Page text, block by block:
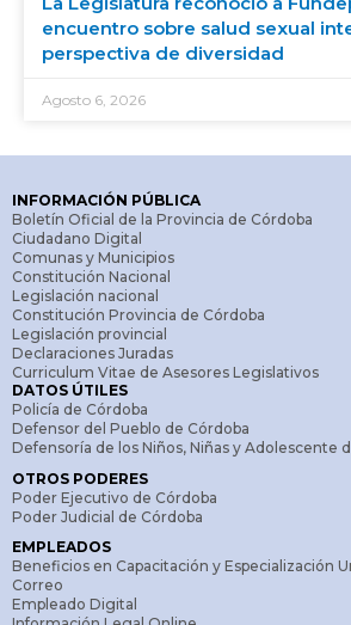
encuentro sobre salud sexual
perspectiva de diversidad
Agosto 6, 2026
INFORMACIÓN PÚBLICA
Boletín Oficial de la Provincia de Córdoba
Ciudadano Digital
Comunas y Municipios
Constitución Nacional
Legislación nacional
Constitución Provincia de Córdoba
Legislación provincial
Declaraciones Juradas
Curriculum Vitae de Asesores Legislativos
DATOS ÚTILES
Policía de Córdoba
Defensor del Pueblo de Córdoba
Defensoría de los Niños, Niñas y Adolescente
OTROS PODERES
Poder Ejecutivo de Córdoba
Poder Judicial de Córdoba
EMPLEADOS
Beneficios en Capacitación y Especialización
Correo
Empleado Digital